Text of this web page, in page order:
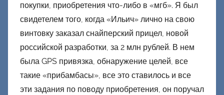
покупки, приобретения что-либо в «мгб». Я был
свидетелем того, когда «Ильич» лично на свою
винтовку заказал снайперский прицел, новой
российской разработки, за 2 млн рублей. В нем
была GPS привязка, обнаружение целей, все
такие «прибамбасы», все это ставилось и все
эти задания по поводу приобретения, он поручал